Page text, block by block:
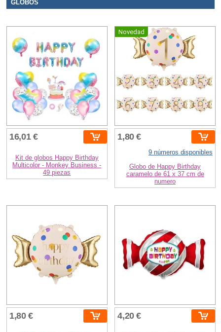
GLOBOS
16,01 €
Kit de globos Happy Birthday
Multicolor - Monkey Business -
49 piezas
Novedad
1,80 €
9 números disponibles
Globo de Happy Birthday
caramelo de 61 x 37 cm de
numero
1,80 € 4,20 €